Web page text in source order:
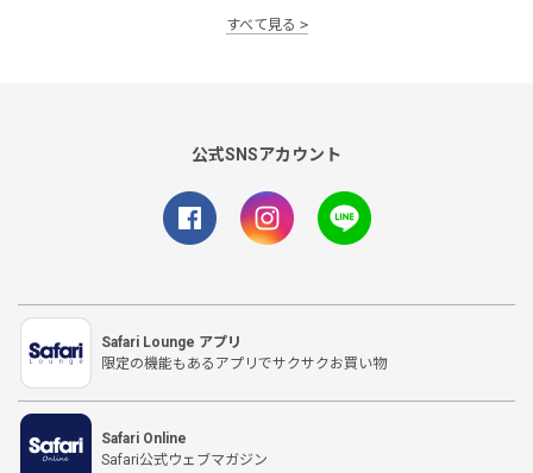
すべて見る
公式SNSアカウント
Safari Lounge アプリ
限定の機能もあるアプリでサクサクお買い物
Safari Online
Safari公式ウェブマガジン